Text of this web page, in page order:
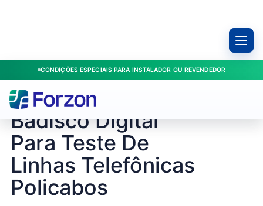
CONDIÇÕES ESPECIAIS PARA INSTALADOR OU REVENDEDOR
Produtos/Interfonia/
FORZON / BADISCO
Badisco Digital
Para Teste De
Linhas Telefônicas
Policabos